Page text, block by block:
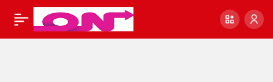
Taraftarium24 Paylaş